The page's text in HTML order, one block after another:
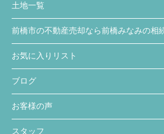
土地一覧
前橋市の不動産売却なら前橋みなみの相
お気に入りリスト
ブログ
お客様の声
スタッフ